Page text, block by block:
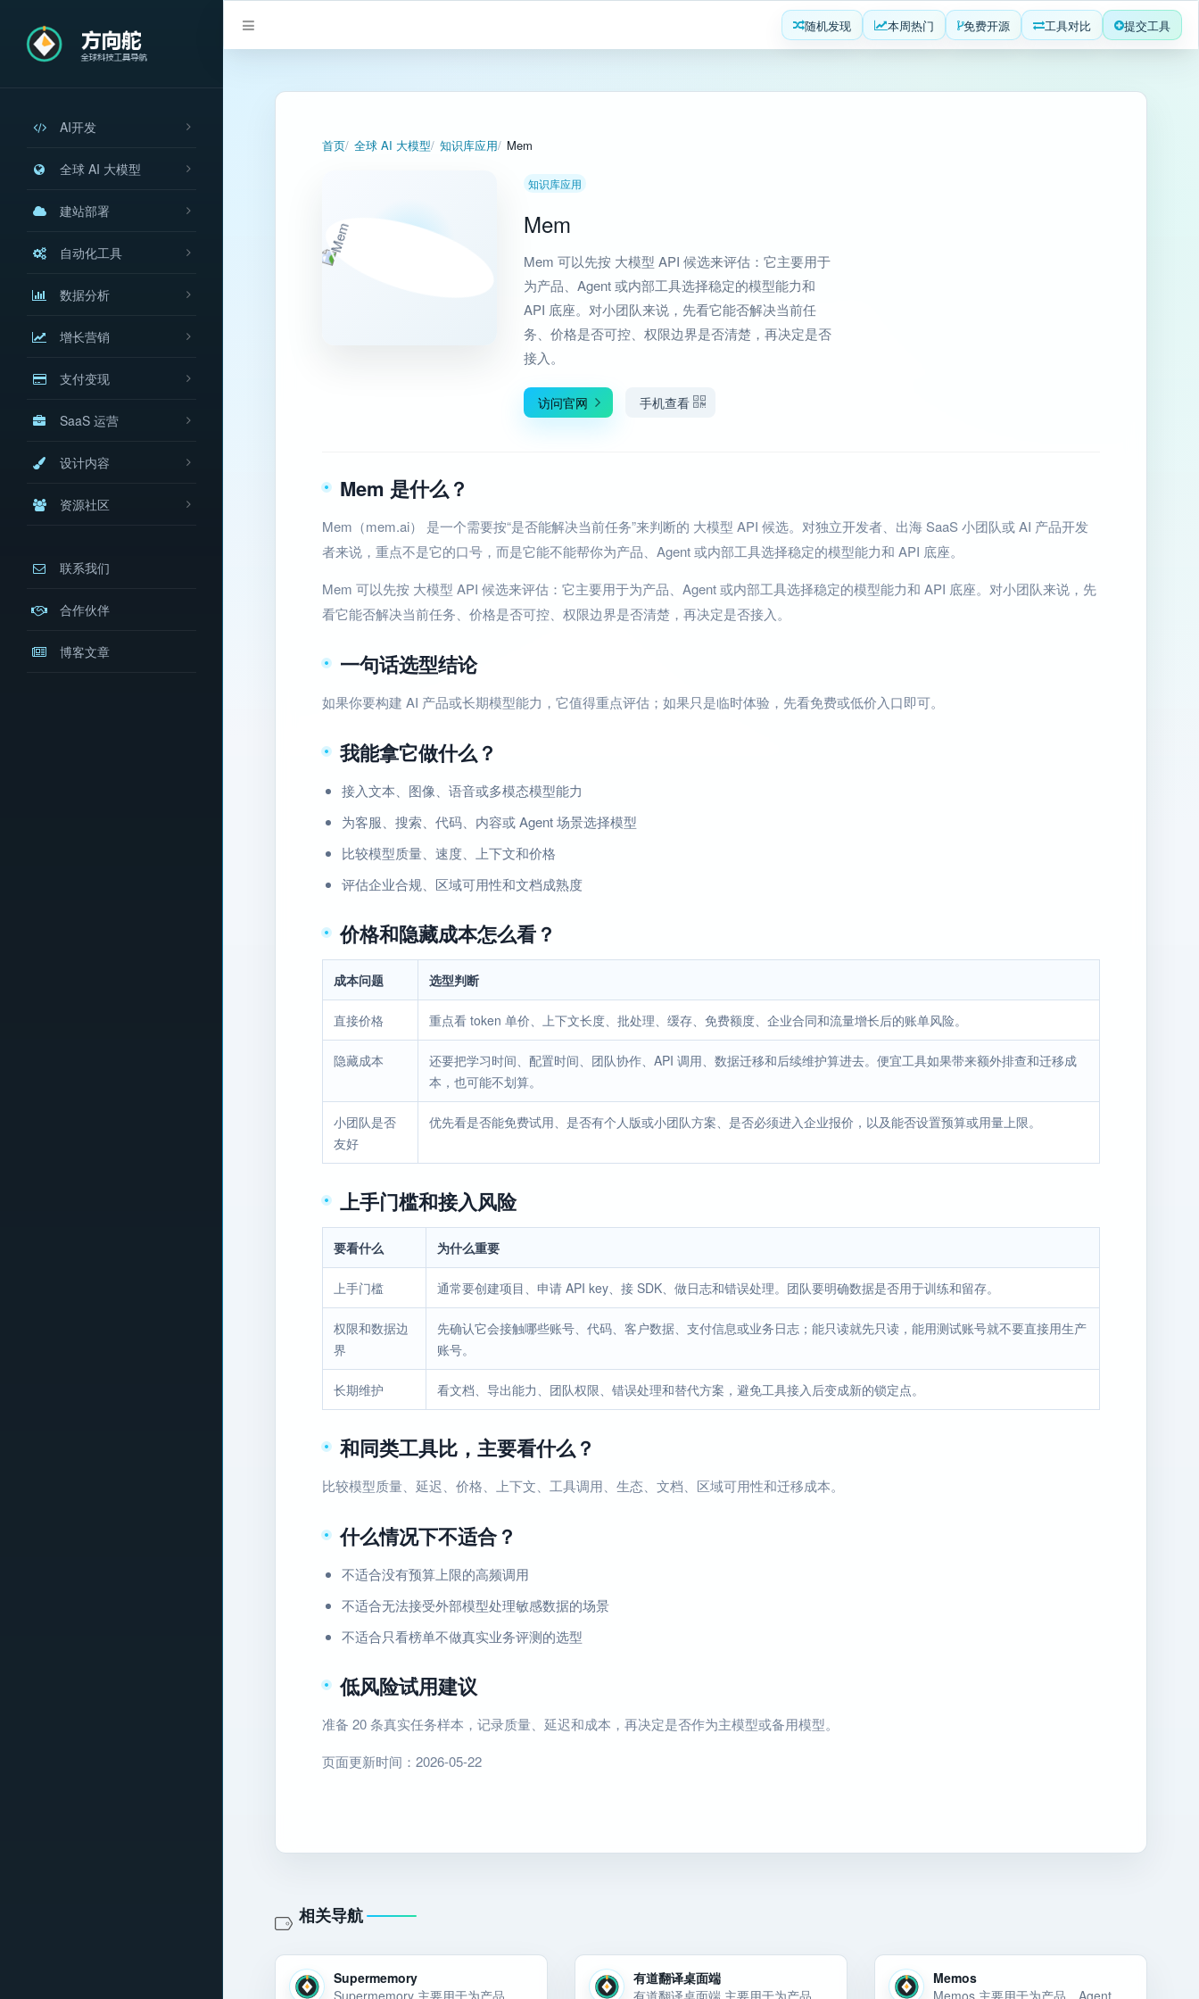
AI开发
全球 AI 大模型
建站部署
自动化工具
数据分析
增长营销
支付变现
SaaS 运营
设计内容
资源社区
联系我们
合作伙伴
博客文章
随机发现 本周热门 免费开源 工具对比 提交工具
首页 全球 AI 大模型 知识库应用 Mem
知识库应用
Mem
Mem 可以先按 大模型 API 候选来评估：它主要用于
为产品、Agent 或内部工具选择稳定的模型能力和
API 底座。对小团队来说，先看它能否解决当前任
务、价格是否可控、权限边界是否清楚，再决定是否
接入。
访问官网 手机查看
Mem 是什么？
Mem（mem.ai） 是一个需要按“是否能解决当前任务”来判断的 大模型 API 候选。对独立开发者、出海 SaaS 小团队或 AI 产品开发
者来说，重点不是它的口号，而是它能不能帮你为产品、Agent 或内部工具选择稳定的模型能力和 API 底座。
Mem 可以先按 大模型 API 候选来评估：它主要用于为产品、Agent 或内部工具选择稳定的模型能力和 API 底座。对小团队来说，先
看它能否解决当前任务、价格是否可控、权限边界是否清楚，再决定是否接入。
一句话选型结论
如果你要构建 AI 产品或长期模型能力，它值得重点评估；如果只是临时体验，先看免费或低价入口即可。
我能拿它做什么？
接入文本、图像、语音或多模态模型能力
为客服、搜索、代码、内容或 Agent 场景选择模型
比较模型质量、速度、上下文和价格
评估企业合规、区域可用性和文档成熟度
价格和隐藏成本怎么看？
成本问题 选型判断
直接价格 重点看 token 单价、上下文长度、批处理、缓存、免费额度、企业合同和流量增长后的账单风险。
隐藏成本
还要把学习时间、配置时间、团队协作、API 调用、数据迁移和后续维护算进去。便宜工具如果带来额外排查和迁移成
本，也可能不划算。
小团队是否
友好
优先看是否能免费试用、是否有个人版或小团队方案、是否必须进入企业报价，以及能否设置预算或用量上限。
上手门槛和接入风险
要看什么 为什么重要
上手门槛 通常要创建项目、申请 API key、接 SDK、做日志和错误处理。团队要明确数据是否用于训练和留存。
权限和数据边
界
先确认它会接触哪些账号、代码、客户数据、支付信息或业务日志；能只读就先只读，能用测试账号就不要直接用生产
账号。
长期维护 看文档、导出能力、团队权限、错误处理和替代方案，避免工具接入后变成新的锁定点。
和同类工具比，主要看什么？
比较模型质量、延迟、价格、上下文、工具调用、生态、文档、区域可用性和迁移成本。
什么情况下不适合？
不适合没有预算上限的高频调用
不适合无法接受外部模型处理敏感数据的场景
不适合只看榜单不做真实业务评测的选型
低风险试用建议
准备 20 条真实任务样本，记录质量、延迟和成本，再决定是否作为主模型或备用模型。
页面更新时间：2026-05-22
相关导航
Supermemory
有道翻译桌面端
Memos